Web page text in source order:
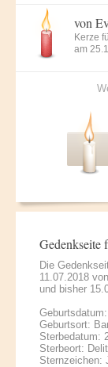
von
Kerze
am
Gedenkseite
Die
11.07.2018 von
und bisher
Geburtsort:
Sterbedatum:
Sterbeort:
Sternzeichen: